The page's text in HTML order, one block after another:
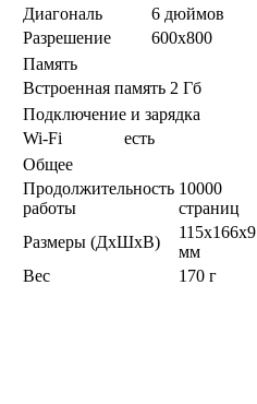
Диагональ
6 дюймов
Разрешение
600x800
Память
Встроенная память 2 Гб
Подключение и зарядка
Wi-Fi
есть
Общее
Продолжительность
работы
10000
страниц
Размеры (ДхШхВ)
115x166x9
мм
Вес
170 г